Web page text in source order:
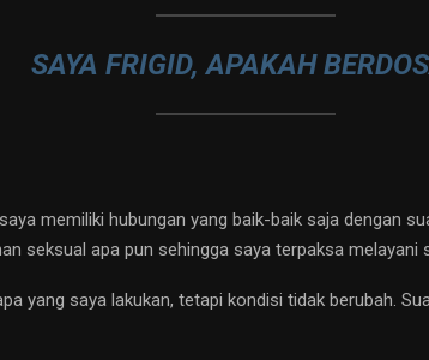
SAYA FRIGID, APAKAH
memiliki hubungan yang baik-baik saja dengan
seksual apa pun sehingga saya terpaksa melayani
yang saya lakukan, tetapi kondisi tidak berubah.